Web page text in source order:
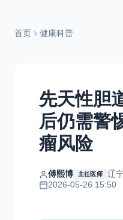
首页 健康科普
先天性胆
后仍需警
瘤风险
傅熙博 主任医师
辽
2026-05-26 15:50